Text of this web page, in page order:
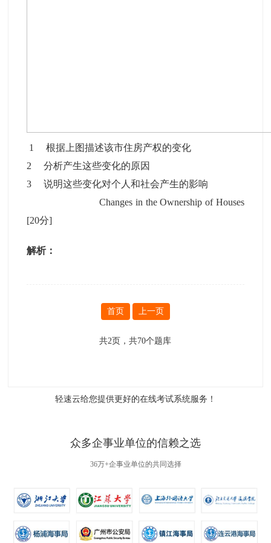
1 根据上图描述该市住房产权的变化
2 分析产生这些变化的原因
3 说明这些变化对个人和社会产生的影响
Changes in the Ownership of Houses
[20分]
解析：
首页 上一页
共2页，共70个题库
轻速云给您提供更好的在线考试系统服务！
众多企事业单位的信赖之选
36万+企事业单位的共同选择